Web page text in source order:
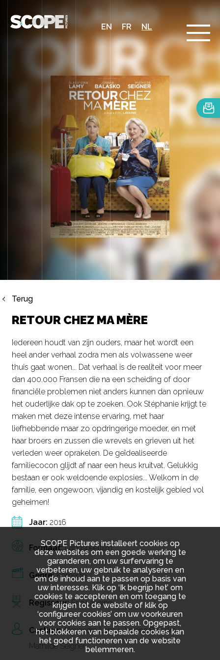
EN FR NL
Terug
RETOUR CHEZ MA MÈRE
Iedereen houdt van zijn ouders, maar het wordt een
heel ander verhaal zodra men als volwassene weer
thuis gaat wonen... Dat verhaal is de realiteit voor meer
dan 400.000 Fransen die na een scheiding of door
financiële problemen niet anders kunnen dan opnieuw
het ouderlijke dak op te zoeken. Ook Stéphanie krijgt te
maken met deze intense ervaring, met haar
liefhebbende maar zo opdringerige moeder, en met
haar broers en zussen die wrevels en grieven uit het
verleden weer oprakelen. De geïdealiseerde
familiecocon glijdt af naar een heus kruitvat. Gelukkig
bestaan er ook weldoende explosies... Welkom in de
familie, een ongewoon, vijandig en kostelijk gebied vol
geheimen!
Jaar: 2016
Formaat: Langspeelfilm
Genre: Komedie
Regisseur: Eric Lavaine
Casting: Alexandra Lamy, Josiane Balasko,
Mathilde Seigner
SCOPE Pictures installeert cookies op
deze websites om een goede werking te
garanderen, om uw surfervaring te
verbeteren, uw gebruik te analyseren en
om de inhoud aan te passen op basis van
uw interesses. Klik op ‘Ik begrijp het’ om
cookies te accepteren en om toegang te
krijgen tot de website of klik op
‘configureer cookies’ om uw voorkeuren
voor cookies aan te passen. Opgepast,
het blokkeren van bepaalde cookies kan
het goed functioneren van de website
belemmeren.